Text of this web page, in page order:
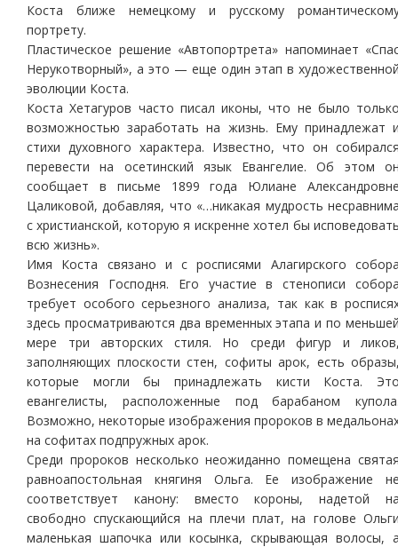
Коста ближе немецкому и русскому
портрету.
Пластическое решение «Автопортрета» напоминает
Нерукотворный», а это — еще один этап в
эволюции Коста.
Коста Хетагуров часто писал иконы, что не было
возможностью заработать на жизнь. Ему принадлежат
стихи духовного характера. Известно, что он
перевести на осетинский язык Евангелие. Об этом
сообщает в письме 1899 года Юлиане
Цаликовой, добавляя, что «…никакая мудрость
с христианской, которую я искренне хотел бы
всю жизнь».
Имя Коста связано и с росписями Алагирского
Вознесения Господня. Его участие в стенописи
требует особого серьезного анализа, так как в
здесь просматриваются два временных этапа и по
мере три авторских стиля. Но среди фигур и
заполняющих плоскости стен, софиты арок, есть
которые могли бы принадлежать кисти Коста.
евангелисты, расположенные под барабаном
Возможно, некоторые изображения пророков в
на софитах подпружных арок.
Среди пророков несколько неожиданно помещена
равноапостольная княгиня Ольга. Ее изображение
соответствует канону: вместо короны, надетой
свободно спускающийся на плечи плат, на голове
маленькая шапочка или косынка, скрывающая волосы,